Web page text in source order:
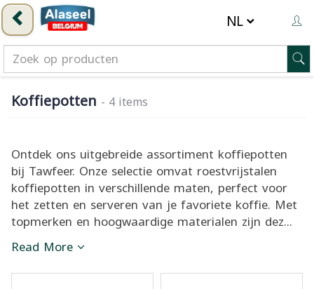
Koffiepotten - 4 items
Ontdek ons uitgebreide assortiment koffiepotten
bij Tawfeer. Onze selectie omvat roestvrijstalen
koffiepotten in verschillende maten, perfect voor
het zetten en serveren van je favoriete koffie. Met
topmerken en hoogwaardige materialen zijn dez...
Read More